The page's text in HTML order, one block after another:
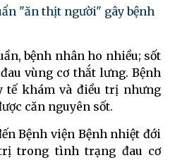
"ăn thịt người" gây bệnh
bệnh nhân ho nhiều; sốt
vùng cơ thắt lưng. Bệnh
tế khám và điều trị nhưng
căn nguyên sốt.
Bệnh viện Bệnh nhiệt đới
trong tình trạng đau cơ